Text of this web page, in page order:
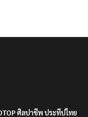
ศิลปาชีพ ประทีปไทย